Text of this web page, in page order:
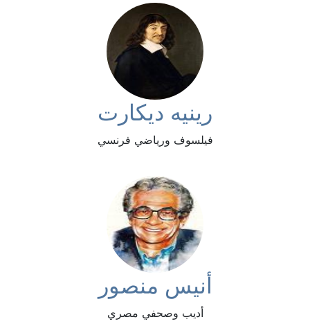
رينيه ديكارت
فيلسوف ورياضي فرنسي
أنيس منصور
أديب وصحفي مصري